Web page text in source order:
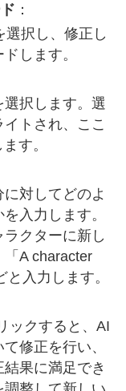
：
選択し、修正し
します。
択します。選
トされ、ここ
す。
対してどのよ
入力します。
クターに新し
A character
入力します。
ックすると、AI
修正を行い、
果に満足でき